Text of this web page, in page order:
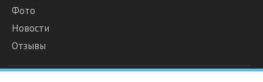
Фото
Новости
Отзывы